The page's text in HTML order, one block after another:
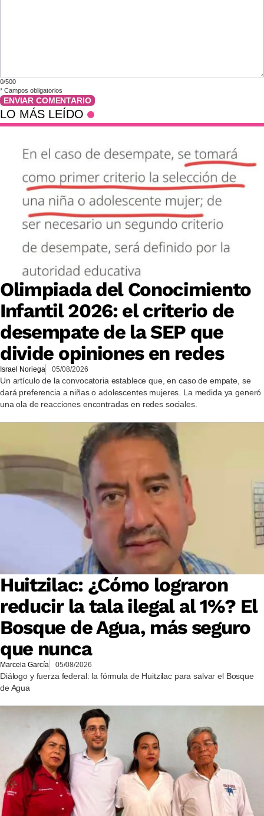
0/500
* Campos obligatorios
ENVIAR COMENTARIO
LO MÁS LEÍDO
Olimpiada del Conocimiento
Infantil 2026: el criterio de
desempate de la SEP que
divide opiniones en redes
Israel Noriega 05/08/2026
Un artículo de la convocatoria establece que, en caso de empate, se
dará preferencia a niñas o adolescentes mujeres. La medida ya generó
una ola de reacciones encontradas en redes sociales.
Huitzilac: ¿Cómo lograron
reducir la tala ilegal al 1%? El
Bosque de Agua, más seguro
que nunca
Marcela García 05/08/2026
Diálogo y fuerza federal: la fórmula de Huitzilac para salvar el Bosque
de Agua